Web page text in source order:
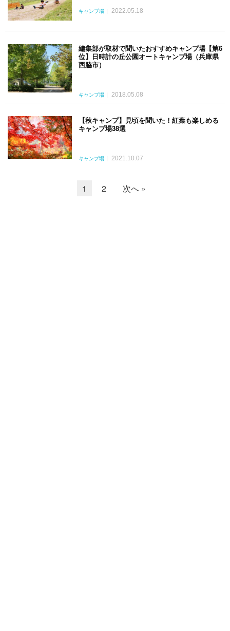
キャンプ場 2022.05.18
編集部が取材で聞いたおすすめキャンプ場【第6
位】日時計の丘公園オートキャンプ場（兵庫県
西脇市）
キャンプ場 2018.05.08
【秋キャンプ】見頃を聞いた！紅葉も楽しめる
キャンプ場38選
キャンプ場 2021.10.07
1 2 次へ »